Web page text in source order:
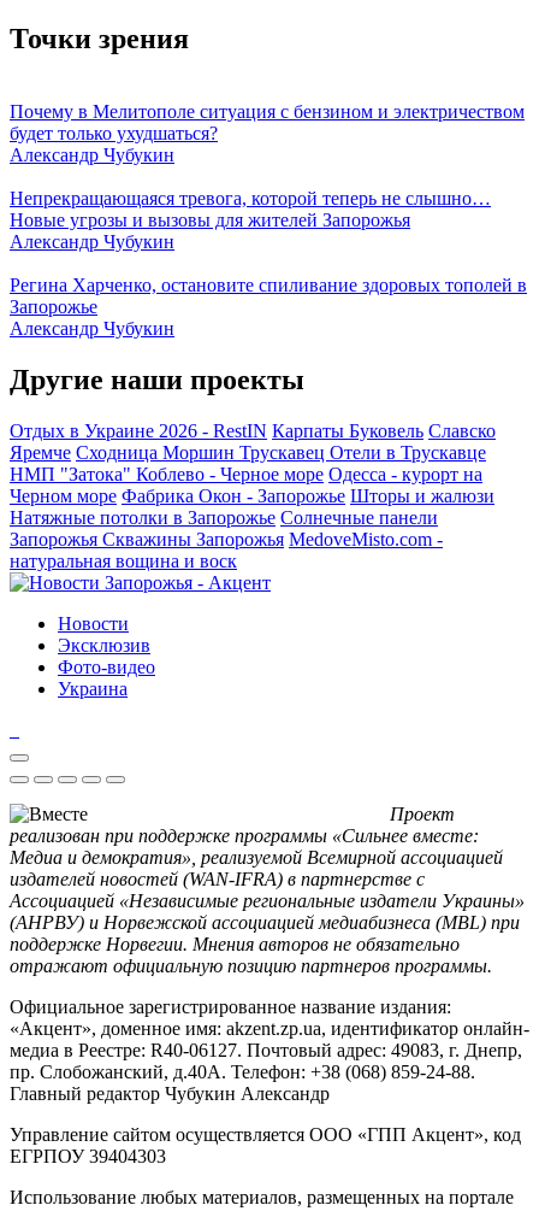
Точки зрения
Почему в Мелитополе ситуация с бензином и электричеством
будет только ухудшаться?
Александр Чубукин
Непрекращающаяся тревога, которой теперь не слышно…
Новые угрозы и вызовы для жителей Запорожья
Александр Чубукин
Регина Харченко, остановите спиливание здоровых тополей в
Запорожье
Александр Чубукин
Другие наши проекты
Отдых в Украине 2026 - RestIN Карпаты Буковель Славско
Яремче Сходница Моршин Трускавец Отели в Трускавце
НМП "Затока" Коблево - Черное море Одесса - курорт на
Черном море Фабрика Окон - Запорожье Шторы и жалюзи
Натяжные потолки в Запорожье Солнечные панели
Запорожья Скважины Запорожья MedoveMisto.com -
натуральная вощина и воск
Новости
Эксклюзив
Фото-видео
Украина
Проект
реализован при поддержке программы «Сильнее вместе:
Медиа и демократия», реализуемой Всемирной ассоциацией
издателей новостей (WAN-IFRA) в партнерстве с
Ассоциацией «Независимые региональные издатели Украины»
(АНРВУ) и Норвежской ассоциацией медиабизнеса (MBL) при
поддержке Норвегии. Мнения авторов не обязательно
отражают официальную позицию партнеров программы.
Официальное зарегистрированное название издания:
«Акцент», доменное имя: akzent.zp.ua, идентификатор онлайн-
медиа в Реестре: R40-06127. Почтовый адрес: 49083, г. Днепр,
пр. Слобожанский, д.40А. Телефон: +38 (068) 859-24-88.
Главный редактор Чубукин Александр
Управление сайтом осуществляется ООО «ГПП Акцент», код
ЕГРПОУ 39404303
Использование любых материалов, размещенных на портале